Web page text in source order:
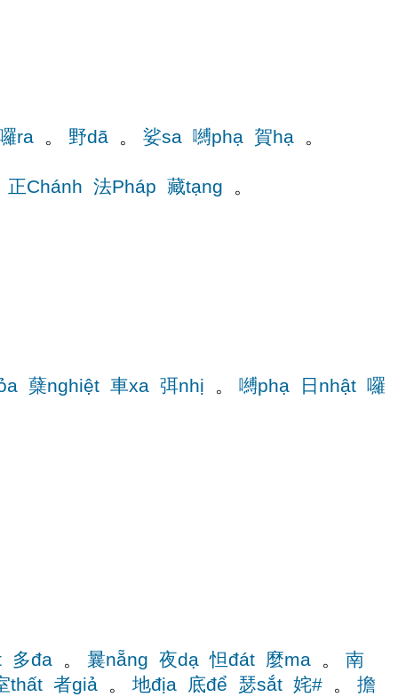
ra 。 野dã 。 娑sa 嚩phạ 賀hạ 。
正Chánh 法Pháp 藏tạng 。
蘖nghiệt 車xa 弭nhị 。 嚩phạ 日nhật 囉
多đa 。 曩nẵng 夜dạ 怛đát 麼ma 。 南
thất 者giả 。 地địa 底để 瑟sắt 姹# 。 擔